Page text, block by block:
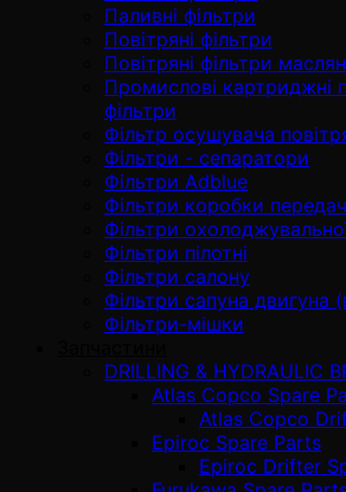
Паливні фільтри
Повітряні фільтри
Повітряні фільтри
Промислові картриджні
фільтри
Фільтр осушувача
Фільтри - сепаратори
Фільтри Adblue
Фільтри коробки передач
Фільтри
Фільтри пілотні
Фільтри салону
Фільтри сапуна двигуна
Фільтри-мішки
DRILLING & HYDRAULIC
Atlas Copco Spare
Atlas Copco
Epiroc Spare Parts
Epiroc Drifter